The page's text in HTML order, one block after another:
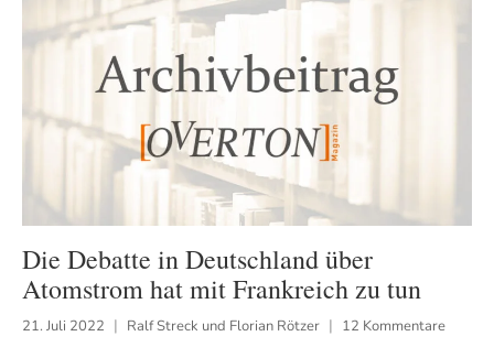
Die Debatte in Deutschland über
Atomstrom hat mit Frankreich zu tun
21. Juli 2022 Ralf Streck und Florian Rötzer 12 Kommentare